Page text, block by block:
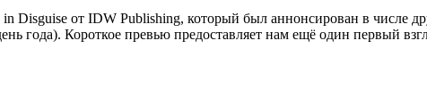
Disguise от IDW Publishing, который был аннонсирован в числе
года). Короткое превью предоставляет нам ещё один первый